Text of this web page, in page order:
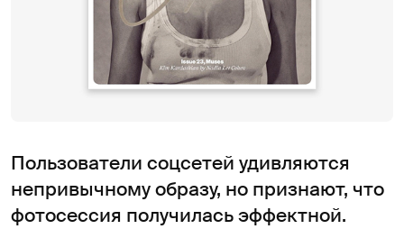
Пользователи соцсетей удивляются
непривычному образу, но признают, что
фотосессия получилась эффектной.